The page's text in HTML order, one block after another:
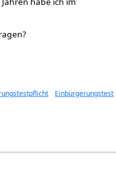
Einbürgerungstest